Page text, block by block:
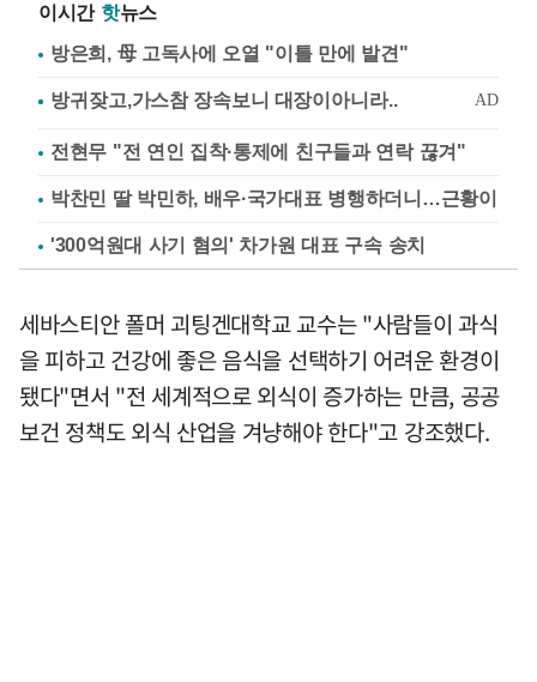
이시간 핫뉴스
방은희, 母 고독사에 오열 "이틀 만에 발견"
전현무 "전 연인 집착·통제에 친구들과 연락 끊겨"
박찬민 딸 박민하, 배우·국가대표 병행하더니…근황이
'300억원대 사기 혐의' 차가원 대표 구속 송치
세바스티안 폴머 괴팅겐대학교 교수는 "사람들이 과식
을 피하고 건강에 좋은 음식을 선택하기 어려운 환경이
됐다"면서 "전 세계적으로 외식이 증가하는 만큼, 공공
보건 정책도 외식 산업을 겨냥해야 한다"고 강조했다.